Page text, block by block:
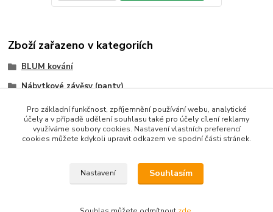
Zboží zařazeno v kategoriích
BLUM kování
Nábytkové závěsy (panty)
CLIP top BLUMOTION
Upravit sběr cookies.
Pro základní funkčnost, zpříjemnění používání webu, analytické
účely a v případě udělení souhlasu také pro účely cílení reklamy
využíváme soubory cookies. Nastavení vlastních preferencí
cookies můžete kdykoli upravit odkazem ve spodní části stránek.
Nastavení Souhlasím